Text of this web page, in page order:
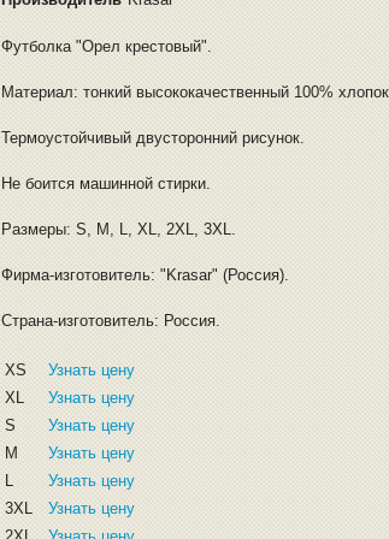
Футболка "Орел крестовый".
Материал: тонкий высококачественный 100%
Термоустойчивый двусторонний рисунок.
Не боится машинной стирки.
Размеры: S, M, L, XL, 2XL, 3XL.
Фирма-изготовитель: "Krasar" (Россия).
Страна-изготовитель: Россия.
XS
Узнать цену
XL
Узнать цену
S
Узнать цену
M
Узнать цену
L
Узнать цену
3XL
Узнать цену